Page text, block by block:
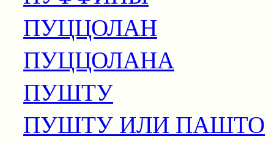
ПУЦЦОЛАН
ПУЦЦОЛАНА
ПУШТУ
ПУШТУ ИЛИ ПАШТО